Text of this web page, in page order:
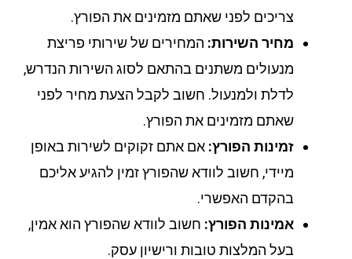
צריכים לפני שאתם מזמינים את הפורץ.
מחיר השירות:המחירים של שירותי פריצת
מנעולים משתנים בהתאם לסוג השירות הנדרש,
לדלת ולמנעול. חשוב לקבל הצעת מחיר לפני
שאתם מזמינים את הפורץ.
זמינות הפורץ:אם אתם זקוקים לשירות באופן
מיידי, חשוב לוודא שהפורץ זמין להגיע אליכם
בהקדם האפשרי.
אמינות הפורץ:חשוב לוודא שהפורץ הוא אמין,
בעל המלצות טובות ורישיון עסק.